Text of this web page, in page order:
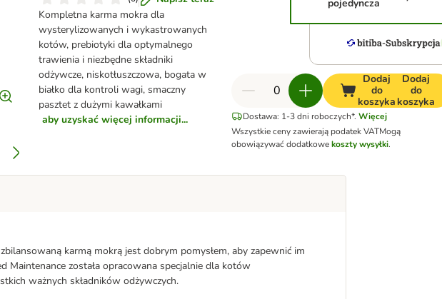
Kompletna karma mokra dla
wysterylizowanych i wykastrowanych
kotów, prebiotyki dla optymalnego
trawienia i niezbędne składniki
odżywcze, niskotłuszczowa, bogata w
białko dla kontroli wagi, smaczny
pasztet z dużymi kawałkami
aby uzyskać więcej informacji...
pojedyncza
Dodaj
do
koszyka
Dodaj
do
koszyka
Dostawa: 1-3 dni roboczych*. Więcej
Wszystkie ceny zawierają podatek VATMogą
obowiązywać dodatkowekoszty wysyłki.
karmą mokrą jest dobrym pomysłem, aby zapewnić im
Maintenance została opracowana specjalnie dla kotów
ważnych składników odżywczych.